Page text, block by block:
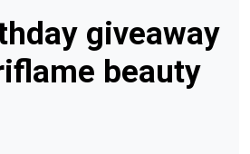
giveaway
beauty